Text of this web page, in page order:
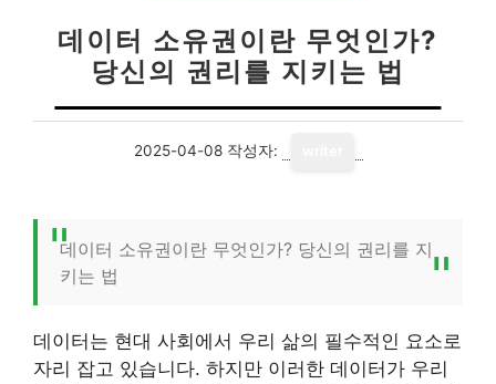
데이터 소유권이란 무엇인가?
당신의 권리를 지키는 법
2025-04-08 작성자:
데이터 소유권이란 무엇인가? 당신의 권리를 지
키는 법
데이터는 현대 사회에서 우리 삶의 필수적인 요소로
자리 잡고 있습니다. 하지만 이러한 데이터가 우리